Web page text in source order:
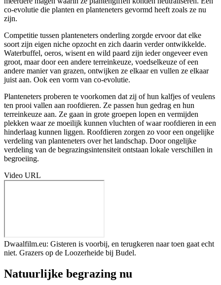
co-evolutie die planten en planteneters gevormd heeft zoals ze nu
zijn.
Competitie tussen planteneters onderling zorgde ervoor dat elke
soort zijn eigen niche opzocht en zich daarin verder ontwikkelde.
Waterbuffel, oeros, wisent en wild paard zijn ieder ongeveer even
groot, maar door een andere terreinkeuze, voedselkeuze of een
andere manier van grazen, ontwijken ze elkaar en vullen ze elkaar
juist aan. Ook een vorm van co-evolutie.
Planteneters proberen te voorkomen dat zij of hun kalfjes of veulens
ten prooi vallen aan roofdieren. Ze passen hun gedrag en hun
terreinkeuze aan. Ze gaan in grote groepen lopen en vermijden
plekken waar ze moeilijk kunnen vluchten of waar roofdieren in een
hinderlaag kunnen liggen. Roofdieren zorgen zo voor een ongelijke
verdeling van planteneters over het landschap. Door ongelijke
verdeling van de begrazingsintensiteit ontstaan lokale verschillen in
begroeiing.
Video URL
Dwaalfilm.eu: Gisteren is voorbij, en terugkeren naar toen gaat echt
niet. Grazers op de Loozerheide bij Budel.
Natuurlijke begrazing nu